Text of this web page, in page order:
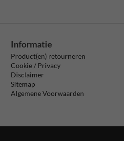
Informatie
Product(en) retourneren
Cookie / Privacy
Disclaimer
Sitemap
Algemene Voorwaarden